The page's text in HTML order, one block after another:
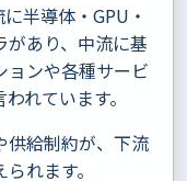
半導体・GPU・
あり、中流に基
ョンや各種サービ
れています。
供給制約が、下流
れます。